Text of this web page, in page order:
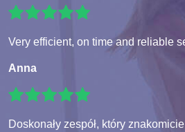
Very efficient, on time and reliable
Anna
Doskonały zespół, który